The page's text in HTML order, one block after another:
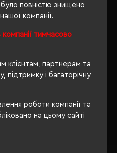
повністю знищено
компанії.
компанії тимчасово
клієнтам, партнерам та
підтримку і багаторічну
роботи компанії та
на цьому сайті